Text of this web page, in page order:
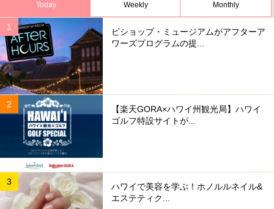
Today Weekly Monthly
ビショップ・ミュージアムがアフターア
ワーズプログラムの提...
【楽天GORA×ハワイ州観光局】ハワイ
ゴルフ特設サイトが...
ハワイで美容を学ぶ！ホノルルネイル&
エステティク...